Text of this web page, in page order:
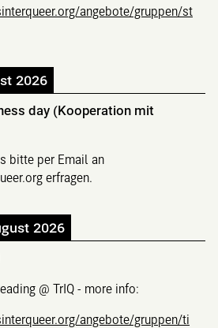
angebote/gruppen/st
2026
day (Kooperation mit
bitte per Email an
erfragen.
2026
@ TrIQ - more info:
angebote/gruppen/ti